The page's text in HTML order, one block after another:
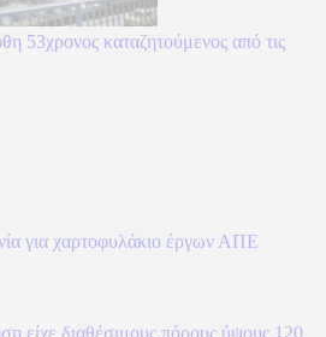
53χρονος καταζητούμενος από τις
για χαρτοφυλάκιο έργων ΑΠΕ
είχε διαθέσιμους πόρους ύψους 120